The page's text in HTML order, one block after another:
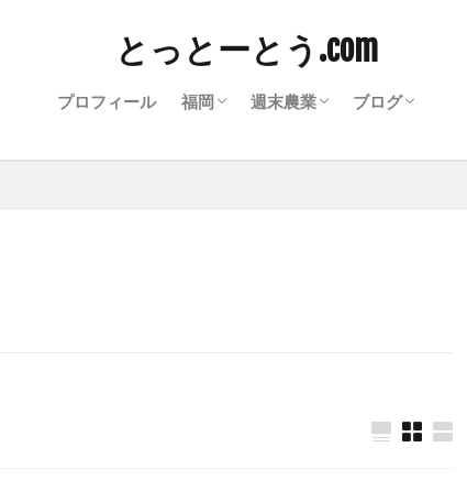
とっとーとう.com
プロフィール 福岡 週末農業 ブログ